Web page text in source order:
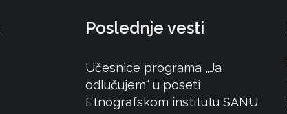
Poslednje vesti
Učesnice programa „Ja
odlučujem“ u poseti
Etnografskom institutu SANU